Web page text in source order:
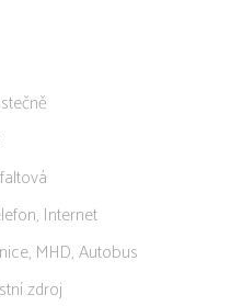
Internet
MHD, Autobus
zdroj